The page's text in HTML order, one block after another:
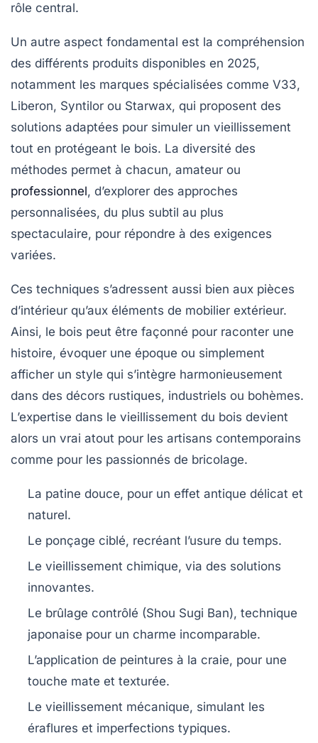
rôle central.
Un autre aspect fondamental est la compréhension
des différents produits disponibles en 2025,
notamment les marques spécialisées comme V33,
Liberon, Syntilor ou Starwax, qui proposent des
solutions adaptées pour simuler un vieillissement
tout en protégeant le bois. La diversité des
méthodes permet à chacun, amateur ou
professionnel, d’explorer des approches
personnalisées, du plus subtil au plus
spectaculaire, pour répondre à des exigences
variées.
Ces techniques s’adressent aussi bien aux pièces
d’intérieur qu’aux éléments de mobilier extérieur.
Ainsi, le bois peut être façonné pour raconter une
histoire, évoquer une époque ou simplement
afficher un style qui s’intègre harmonieusement
dans des décors rustiques, industriels ou bohèmes.
L’expertise dans le vieillissement du bois devient
alors un vrai atout pour les artisans contemporains
comme pour les passionnés de bricolage.
La patine douce, pour un effet antique délicat et
naturel.
Le ponçage ciblé, recréant l’usure du temps.
Le vieillissement chimique, via des solutions
innovantes.
Le brûlage contrôlé (Shou Sugi Ban), technique
japonaise pour un charme incomparable.
L’application de peintures à la craie, pour une
touche mate et texturée.
Le vieillissement mécanique, simulant les
éraflures et imperfections typiques.